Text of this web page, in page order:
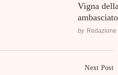
Vigna
by Redazione
Next Post